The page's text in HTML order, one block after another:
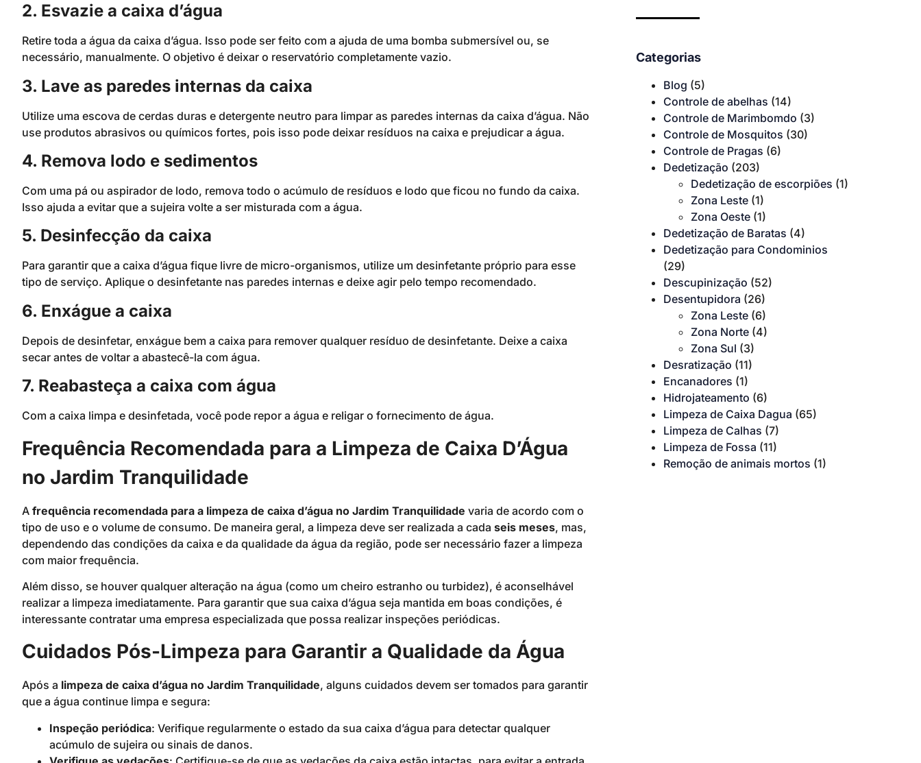
2. Esvazie a caixa d’água
Retire toda a água da caixa d’água. Isso pode ser feito com a ajuda de uma bomba submersível ou, se
necessário, manualmente. O objetivo é deixar o reservatório completamente vazio.
3. Lave as paredes internas da caixa
Utilize uma escova de cerdas duras e detergente neutro para limpar as paredes internas da caixa d’água. Não
use produtos abrasivos ou químicos fortes, pois isso pode deixar resíduos na caixa e prejudicar a água.
4. Remova lodo e sedimentos
Com uma pá ou aspirador de lodo, remova todo o acúmulo de resíduos e lodo que ficou no fundo da caixa.
Isso ajuda a evitar que a sujeira volte a ser misturada com a água.
5. Desinfecção da caixa
Para garantir que a caixa d’água fique livre de micro-organismos, utilize um desinfetante próprio para esse
tipo de serviço. Aplique o desinfetante nas paredes internas e deixe agir pelo tempo recomendado.
6. Enxágue a caixa
Depois de desinfetar, enxágue bem a caixa para remover qualquer resíduo de desinfetante. Deixe a caixa
secar antes de voltar a abastecê-la com água.
7. Reabasteça a caixa com água
Com a caixa limpa e desinfetada, você pode repor a água e religar o fornecimento de água.
Frequência Recomendada para a Limpeza de Caixa D’Água
no Jardim Tranquilidade
A frequência recomendada para a limpeza de caixa d’água no Jardim Tranquilidade varia de acordo com o
tipo de uso e o volume de consumo. De maneira geral, a limpeza deve ser realizada a cada seis meses, mas,
dependendo das condições da caixa e da qualidade da água da região, pode ser necessário fazer a limpeza
com maior frequência.
Além disso, se houver qualquer alteração na água (como um cheiro estranho ou turbidez), é aconselhável
realizar a limpeza imediatamente. Para garantir que sua caixa d’água seja mantida em boas condições, é
interessante contratar uma empresa especializada que possa realizar inspeções periódicas.
Cuidados Pós-Limpeza para Garantir a Qualidade da Água
Após a limpeza de caixa d’água no Jardim Tranquilidade, alguns cuidados devem ser tomados para garantir
que a água continue limpa e segura:
Inspeção periódica: Verifique regularmente o estado da sua caixa d’água para detectar qualquer
acúmulo de sujeira ou sinais de danos.
Categorias
Blog (5)
Controle de abelhas (14)
Controle de Marimbomdo (3)
Controle de Mosquitos (30)
Controle de Pragas (6)
Dedetização (203)
Dedetização de escorpiões (1)
Zona Leste (1)
Zona Oeste (1)
Dedetização de Baratas (4)
Dedetização para Condominios
(29)
Descupinização (52)
Desentupidora (26)
Zona Leste (6)
Zona Norte (4)
Zona Sul (3)
Desratização (11)
Encanadores (1)
Hidrojateamento (6)
Limpeza de Caixa Dagua (65)
Limpeza de Calhas (7)
Limpeza de Fossa (11)
Remoção de animais mortos (1)